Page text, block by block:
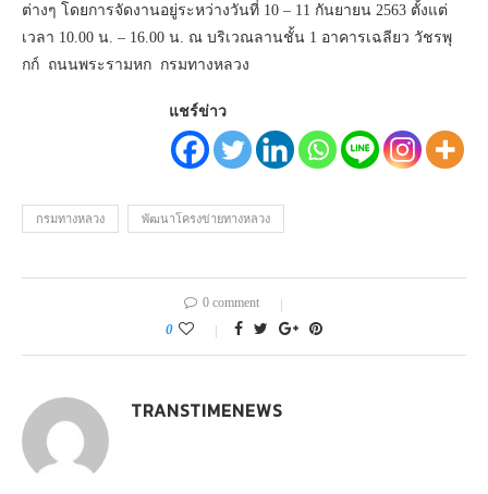
ต่างๆ โดยการจัดงานอยู่ระหว่างวันที่ 10 – 11 กันยายน 2563 ตั้งแต่
เวลา 10.00 น. – 16.00 น. ณ บริเวณลานชั้น 1 อาคารเฉลียว วัชรพุ
กก์ ถนนพระรามหก กรมทางหลวง
แชร์ข่าว
กรมทางหลวง พัฒนาโครงข่ายทางหลวง
0 comment
0
TRANSTIMENEWS